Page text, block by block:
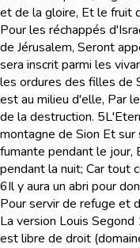
et de la gloire, Et le fruit
Pour les réchappés
de Jérusalem, Seront
sera inscrit parmi les
les ordures des filles de
est au milieu d'elle, Par
de la destruction. 5
montagne de Sion Et
fumante pendant le jour,
pendant la nuit; Car tout
6Il y aura un abri pour
Pour servir de refuge et
La version Louis
est libre de droit